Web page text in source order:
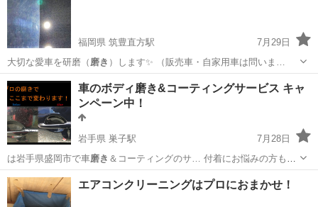
になっただけで 新しい...
福岡県 筑豊直方駅
7月29日
大切な愛車を研磨（ 磨き ）します✨ （販売車・自家用車は問いま…
福岡 直方市 筑豊直方駅
車のボディ磨き&コーティングサービス キャ
ンペーン中！
岩手県 巣子駅
7月28日
は岩手県盛岡市で車磨き ＆コーティングのサ… 付着にお悩みの方も
きのプロにお任せくだ… スタッフが徹底的に磨き上げ、お車本来の
輝… ーン中で、ボディー 磨きやコーティングをご… た、太陽光の下で
の磨きは傷が見え辛く仕上…
岩手 盛岡市 その他 磨き
エアコンクリーニングはプロにおまかせ！